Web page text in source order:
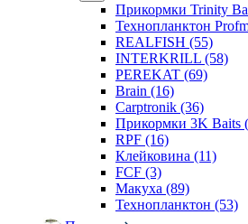
Прикормки Trinity
Технопланктон
REALFISH (55)
INTERKRILL (58)
PEREKAT (69)
Brain (16)
Carptronik (36)
Прикормки 3K Baits
RPF (16)
Клейковина (11)
FCF (3)
Макуха (89)
Технопланктон (53)